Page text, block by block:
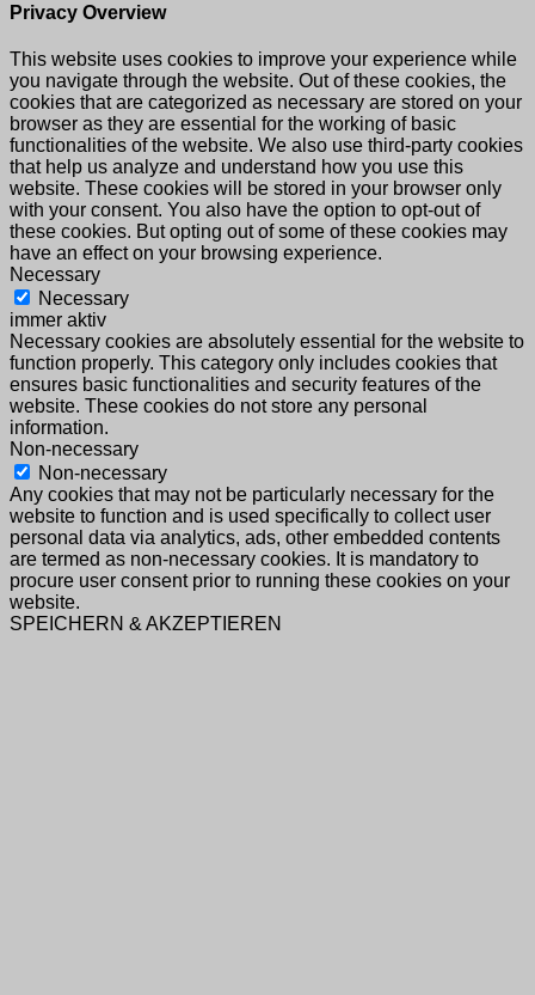
Privacy Overview
This website uses cookies to improve your experience while
you navigate through the website. Out of these cookies, the
cookies that are categorized as necessary are stored on your
browser as they are essential for the working of basic
functionalities of the website. We also use third-party cookies
that help us analyze and understand how you use this
website. These cookies will be stored in your browser only
with your consent. You also have the option to opt-out of
these cookies. But opting out of some of these cookies may
have an effect on your browsing experience.
Necessary
Necessary
immer aktiv
Necessary cookies are absolutely essential for the website to
function properly. This category only includes cookies that
ensures basic functionalities and security features of the
website. These cookies do not store any personal
information.
Non-necessary
Non-necessary
Any cookies that may not be particularly necessary for the
website to function and is used specifically to collect user
personal data via analytics, ads, other embedded contents
are termed as non-necessary cookies. It is mandatory to
procure user consent prior to running these cookies on your
website.
SPEICHERN & AKZEPTIEREN